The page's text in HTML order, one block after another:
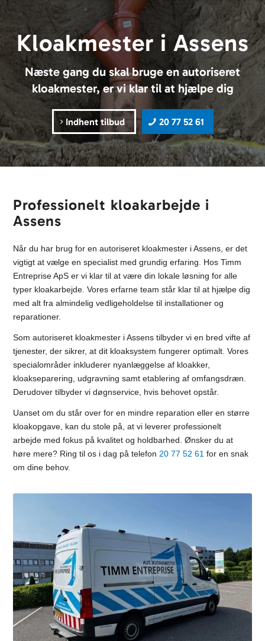
Kloakmester i Assens
Næste gang du skal bruge en autoriseret
kloakmester, er vi klar til at hjælpe dig
Indhent tilbud 20 77 52 61
Professionelt kloakarbejde i
Assens
Når du har brug for en autoriseret kloakmester i Assens, er det
vigtigt at vælge en specialist med grundig erfaring. Hos Timm
Entreprise ApS er vi klar til at være din lokale løsning for alle
typer kloakarbejde. Vores erfarne team står klar til at hjælpe dig
med alt fra almindelig vedligeholdelse til installationer og
reparationer.
Som autoriseret kloakmester i Assens tilbyder vi en bred vifte af
tjenester, der sikrer, at dit kloaksystem fungerer optimalt. Vores
specialområder inkluderer nyanlæggelse af kloakker,
kloakseparering, udgravning samt etablering af omfangsdræn.
Derudover tilbyder vi døgnservice, hvis behovet opstår.
Uanset om du står over for en mindre reparation eller en større
kloakopgave, kan du stole på, at vi leverer professionelt
arbejde med fokus på kvalitet og holdbarhed. Ønsker du at
høre mere? Ring til os i dag på telefon 20 77 52 61 for en snak
om dine behov.